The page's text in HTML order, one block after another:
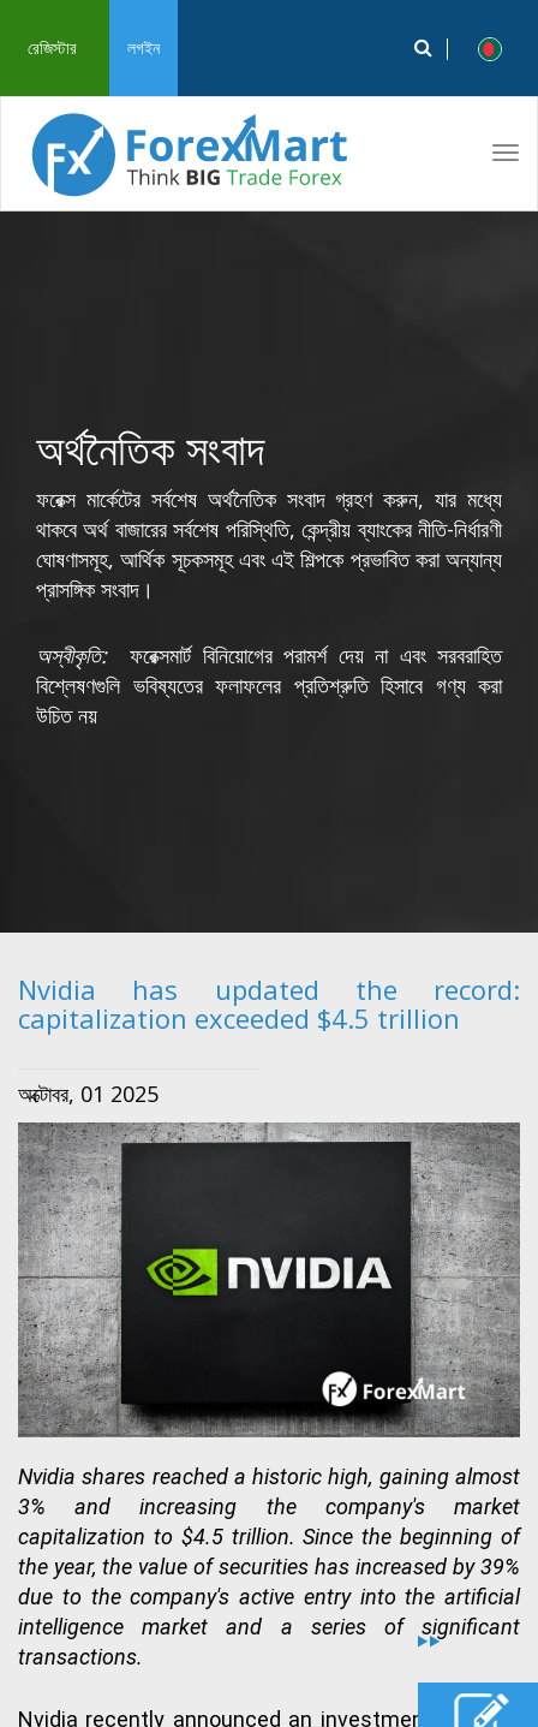
রেজিস্টার লগইন
অর্থনৈতিক সংবাদ
ফরেক্স মার্কেটের সর্বশেষ অর্থনৈতিক সংবাদ গ্রহণ করুন, যার মধ্যে
থাকবে অর্থ বাজারের সর্বশেষ পরিস্থিতি, কেন্দ্রীয় ব্যাংকের নীতি-নির্ধারণী
ঘোষণাসমূহ, আর্থিক সূচকসমূহ এবং এই শিল্পকে প্রভাবিত করা অন্যান্য
প্রাসঙ্গিক সংবাদ।
অস্বীকৃতি: ফরেক্সমার্ট বিনিয়োগের পরামর্শ দেয় না এবং সরবরাহিত
বিশ্লেষণগুলি ভবিষ্যতের ফলাফলের প্রতিশ্রুতি হিসাবে গণ্য করা
উচিত নয়
Nvidia has updated the record:
capitalization exceeded $4.5 trillion
অক্টোবর, 01 2025
Nvidia shares reached a historic high, gaining almost
3% and increasing the company's market
capitalization to $4.5 trillion. Since the beginning of
the year, the value of securities has increased by 39%
due to the company's active entry into the artificial
intelligence market and a series of significant
transactions.
Nvidia recently announced an investment of up to